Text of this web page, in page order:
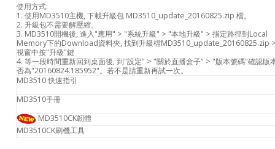
使用方式:
1. 使用MD3510主機, 下載升級包 MD3510_update_20160825.zip 檔。
2. 升級包不需要解壓縮。
3. MD3510開機後, 進入"應用" > "系統升級" > "本地升級" > 指定路徑到Local
Memory下的Download資料夾, 找到升級檔MD3510_update_20160825.zip
視窗中按"升級"鍵
4. 等一段時間重新回到桌面後, 到"設定" > "關於直播盒子" > "版本號碼"確認版
否為"20160824.185952"。若不是請重新再試一次。
MD3510 快速指引
MD3510手冊
MD3510CK韌體
MD3510CK刷機工具